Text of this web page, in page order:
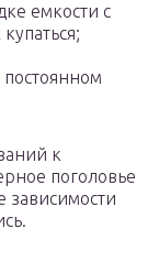
емкости с
к
поголовье
зависимости